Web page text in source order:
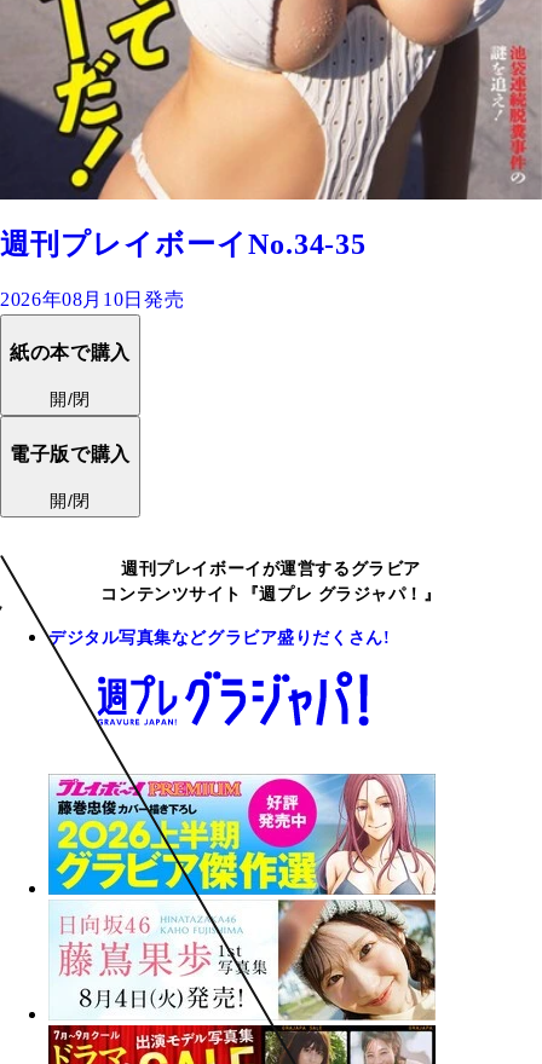
週刊プレイボーイNo.34-35
2026年08月10日発売
紙の本で購入
開/閉
電子版で購入
開/閉
週刊プレイボーイが運営するグラビア
コンテンツサイト『週プレ グラジャパ！』
デジタル写真集などグラビア盛りだくさん!